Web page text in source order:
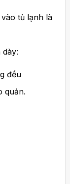
tủ lạnh là
đều
quản.